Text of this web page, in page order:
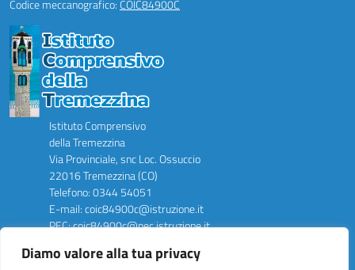
Diamo valore alla tua privacy
Codice meccanografico: COIC84900C
Istituto Comprensivo
della Tremezzina
Via Provinciale, snc Loc. Ossuccio
22016 Tremezzina (CO)
Telefono: 0344 54051
E-mail: coic84900c@istruzione.it
PEC: coic84900c@pec.istruzione.it
Codice Fiscale: 84002090136